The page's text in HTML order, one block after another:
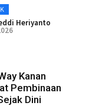
Heriyanto
Kanan
Pembinaan
Dini